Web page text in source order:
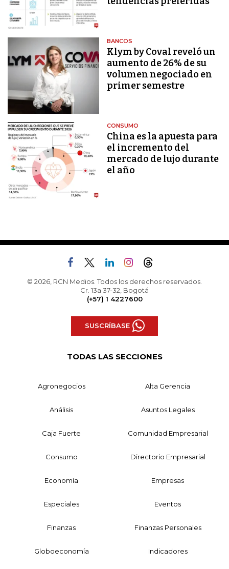
BANCOS
Klym by Coval reveló un
aumento de 26% de su
volumen negociado en
primer semestre
CONSUMO
China es la apuesta para
el incremento del
mercado de lujo durante
el año
© 2026, RCN Medios. Todos los derechos reservados.
Cr. 13a 37-32, Bogotá
(+57) 1 4227600
SUSCRÍBASE
TODAS LAS SECCIONES
Agronegocios Alta Gerencia
Análisis Asuntos Legales
Caja Fuerte Comunidad Empresarial
Consumo Directorio Empresarial
Economía Empresas
Especiales Eventos
Finanzas Finanzas Personales
Globoeconomía Indicadores